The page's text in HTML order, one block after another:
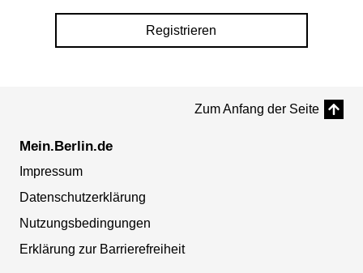
Registrieren
Zum Anfang der Seite
Mein.Berlin.de
Impressum
Datenschutzerklärung
Nutzungsbedingungen
Erklärung zur Barrierefreiheit